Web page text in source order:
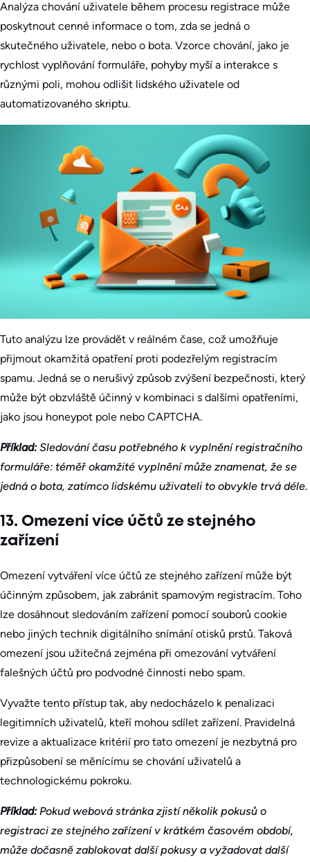
Analýza chování uživatele během procesu registrace může
poskytnout cenné informace o tom, zda se jedná o
skutečného uživatele, nebo o bota. Vzorce chování, jako je
rychlost vyplňování formuláře, pohyby myší a interakce s
různými poli, mohou odlišit lidského uživatele od
automatizovaného skriptu.
Tuto analýzu lze provádět v reálném čase, což umožňuje
přijmout okamžitá opatření proti podezřelým registracím
spamu. Jedná se o nerušivý způsob zvýšení bezpečnosti, který
může být obzvláště účinný v kombinaci s dalšími opatřeními,
jako jsou honeypot pole nebo CAPTCHA.
Příklad: Sledování času potřebného k vyplnění registračního
formuláře: téměř okamžité vyplnění může znamenat, že se
jedná o bota, zatímco lidskému uživateli to obvykle trvá déle.
13. Omezení více účtů ze stejného
zařízení
Omezení vytváření více účtů ze stejného zařízení může být
účinným způsobem, jak zabránit spamovým registracím. Toho
lze dosáhnout sledováním zařízení pomocí souborů cookie
nebo jiných technik digitálního snímání otisků prstů. Taková
omezení jsou užitečná zejména při omezování vytváření
falešných účtů pro podvodné činnosti nebo spam.
Vyvažte tento přístup tak, aby nedocházelo k penalizaci
legitimních uživatelů, kteří mohou sdílet zařízení. Pravidelná
revize a aktualizace kritérií pro tato omezení je nezbytná pro
přizpůsobení se měnícímu se chování uživatelů a
technologickému pokroku.
Příklad: Pokud webová stránka zjistí několik pokusů o
registraci ze stejného zařízení v krátkém časovém období,
může dočasně zablokovat další pokusy a vyžadovat další